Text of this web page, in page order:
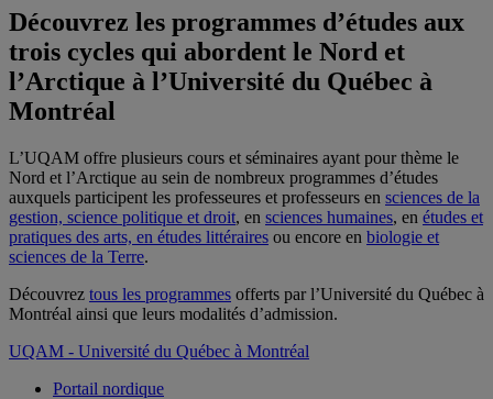
Découvrez les programmes d’études aux
trois cycles qui abordent le Nord et
l’Arctique à l’Université du Québec à
Montréal
L’UQAM offre plusieurs cours et séminaires ayant pour thème le
Nord et l’Arctique au sein de nombreux programmes d’études
auxquels participent les professeures et professeurs en sciences de la
gestion, science politique et droit, en sciences humaines, en études et
pratiques des arts, en études littéraires ou encore en biologie et
sciences de la Terre.
Découvrez tous les programmes offerts par l’Université du Québec à
Montréal ainsi que leurs modalités d’admission.
UQAM - Université du Québec à Montréal
Portail nordique